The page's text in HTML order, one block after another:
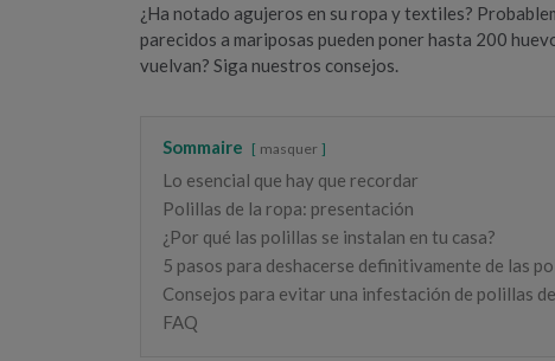
¿Ha notado agujeros en su ropa y textiles?
parecidos a mariposas pueden poner hasta 200
vuelvan? Siga nuestros consejos.
Sommaire masquer
Lo esencial que hay que recordar
Polillas de la ropa: presentación
¿Por qué las polillas se instalan en tu casa?
5 pasos para deshacerse definitivamente de las
Consejos para evitar una infestación de polillas
FAQ